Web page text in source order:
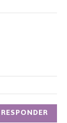
RESPONDER